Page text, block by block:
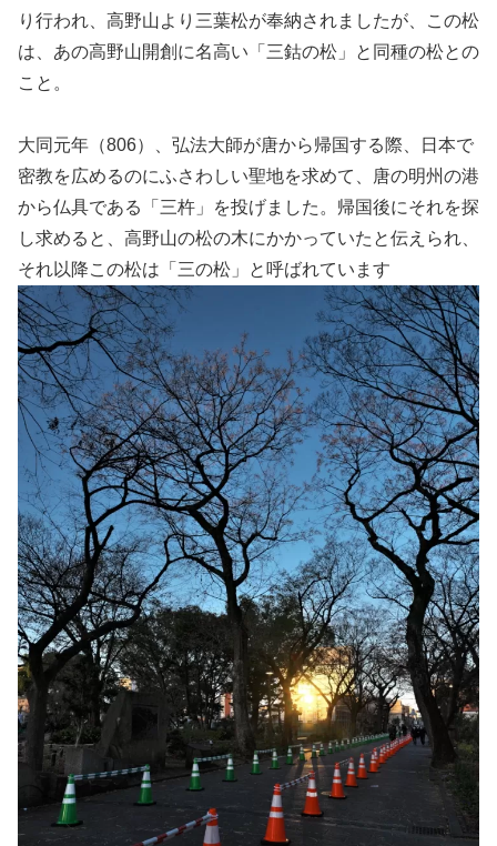
り行われ、高野山より三葉松が奉納されましたが、この松
は、あの高野山開創に名高い「三鈷の松」と同種の松との
こと。
大同元年（806）、弘法大師が唐から帰国する際、日本で
密教を広めるのにふさわしい聖地を求めて、唐の明州の港
から仏具である「三杵」を投げました。帰国後にそれを探
し求めると、高野山の松の木にかかっていたと伝えられ、
それ以降この松は「三の松」と呼ばれています